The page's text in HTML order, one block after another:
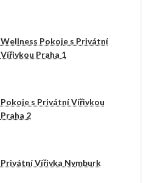
Wellness Pokoje s Privátní
Vířivkou Praha 1
Pokoje s Privátní Vířivkou
Praha 2
Privátní Vířivka Nymburk